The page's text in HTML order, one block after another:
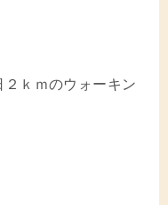
ｋｍのウォーキン